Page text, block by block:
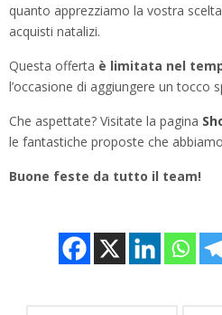
quanto apprezziamo la vostra
acquisti natalizi.
Questa offerta è limitata nel
l’occasione di aggiungere un tocco
Che aspettate? Visitate la pagina
le fantastiche proposte che
Buone feste da tutto il team!